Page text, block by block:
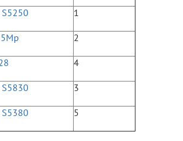
1
2
4
3
5